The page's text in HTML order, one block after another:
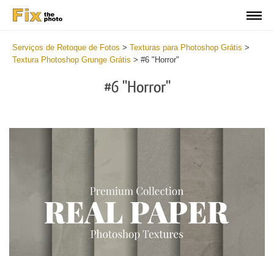
Serviços de Retoque de Fotos > Texturas para Photoshop Grátis >
Textura Photoshop Grunge Grátis > #6 "Horror"
#6 "Horror"